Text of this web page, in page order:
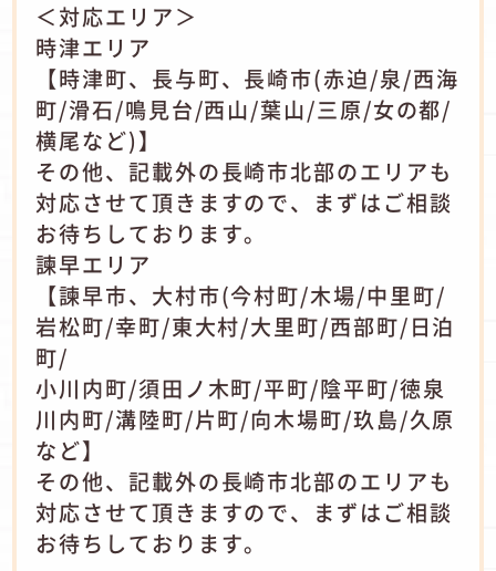
＜対応エリア＞
時津エリア
【時津町、長与町、長崎市(赤迫/泉/西海
町/滑石/鳴見台/西山/葉山/三原/女の都/
横尾など)】
その他、記載外の長崎市北部のエリアも
対応させて頂きますので、まずはご相談
お待ちしております。
諫早エリア
【諫早市、大村市(今村町/木場/中里町/
岩松町/幸町/東大村/大里町/西部町/日泊
町/
小川内町/須田ノ木町/平町/陰平町/徳泉
川内町/溝陸町/片町/向木場町/玖島/久原
など】
その他、記載外の長崎市北部のエリアも
対応させて頂きますので、まずはご相談
お待ちしております。